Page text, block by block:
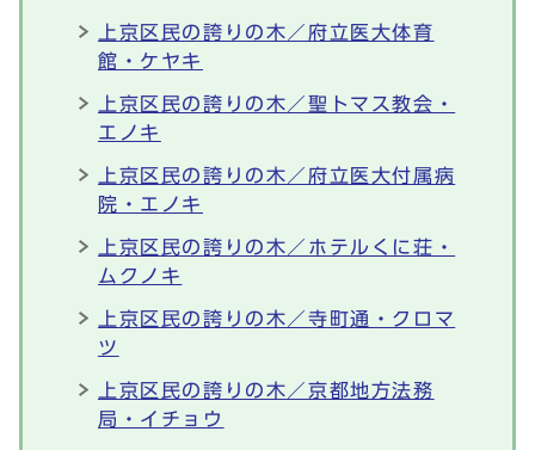
上京区民の誇りの木／府立医大体育
館・ケヤキ
上京区民の誇りの木／聖トマス教会・
エノキ
上京区民の誇りの木／府立医大付属病
院・エノキ
上京区民の誇りの木／ホテルくに荘・
ムクノキ
上京区民の誇りの木／寺町通・クロマ
ツ
上京区民の誇りの木／京都地方法務
局・イチョウ